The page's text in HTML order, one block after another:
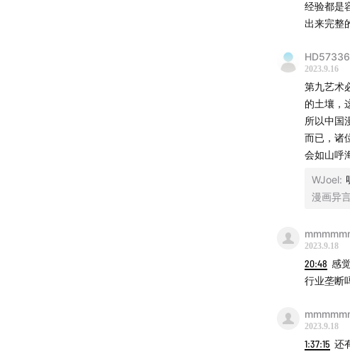
01:48:44｜第
01:56:45｜日
02:02:31｜现
02:17:45｜第
02:24:10 ｜我
02:29:04｜大
02:31:22｜漫
02:41:06｜影
｜讲
02:58:05 ｜漫
丨嘉宾丨
木木和Rika
供一点保护
是“然后呢”
评行业里的
作者一起探
经验都是
出来完整
2023.9.16
第九艺术
的土壤，
所以中国
而已，诸
会如山呼
WJoel:
漫画异
2023.9.18
20:48 感
行业垄断
2023.9.18
1:37:15 还